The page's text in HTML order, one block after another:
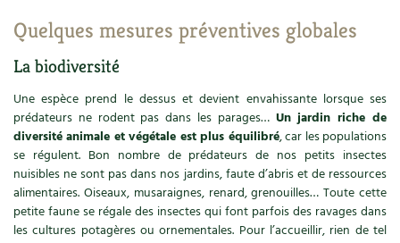
Quelques mesures préventives globales
La biodiversité
Une espèce prend le dessus et devient envahissante lorsque ses
prédateurs ne rodent pas dans les parages… Un jardin riche de
diversité animale et végétale est plus équilibré, car les populations
se régulent. Bon nombre de prédateurs de nos petits insectes
nuisibles ne sont pas dans nos jardins, faute d’abris et de ressources
alimentaires. Oiseaux, musaraignes, renard, grenouilles… Toute cette
petite faune se régale des insectes qui font parfois des ravages dans
les cultures potagères ou ornementales. Pour l’accueillir, rien de tel